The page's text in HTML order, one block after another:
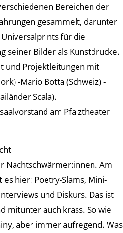
Bereichen der
gesammelt, darunter
für die
seiner Bilder als Kunstdrucke.
und Projektleitungen mit
-Mario Botta (Schweiz) -
Scala).
am Pfalztheater
Nachtschwärmer:innen. Am
es hier: Poetry-Slams, Mini-
und Diskurs. Das ist
mitunter auch krass. So wie
aber immer aufregend. Was